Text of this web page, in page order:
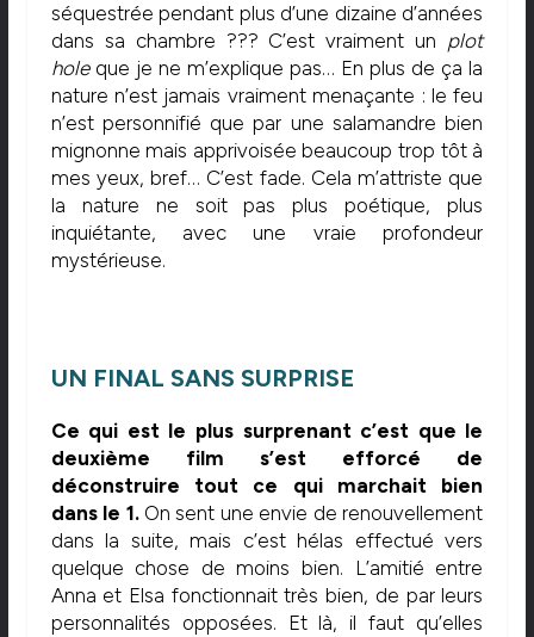
séquestrée pendant plus d’une dizaine d’années
dans sa chambre ??? C’est vraiment un plot
holeque je ne m’explique pas… En plus de ça la
nature n’est jamais vraiment menaçante : le feu
n’est personnifié que par une salamandre bien
mignonne mais apprivoisée beaucoup trop tôt à
mes yeux, bref… C’est fade. Cela m’attriste que
la nature ne soit pas plus poétique, plus
inquiétante, avec une vraie profondeur
mystérieuse.
UN FINAL SANS SURPRISE
Ce qui est le plus surprenant c’est que le
deuxième film s’est efforcé de
déconstruire tout ce qui marchait bien
dans le 1.On sent une envie de renouvellement
dans la suite, mais c’est hélas effectué vers
quelque chose de moins bien. L’amitié entre
Anna et Elsa fonctionnait très bien, de par leurs
personnalités opposées. Et là, il faut qu’elles